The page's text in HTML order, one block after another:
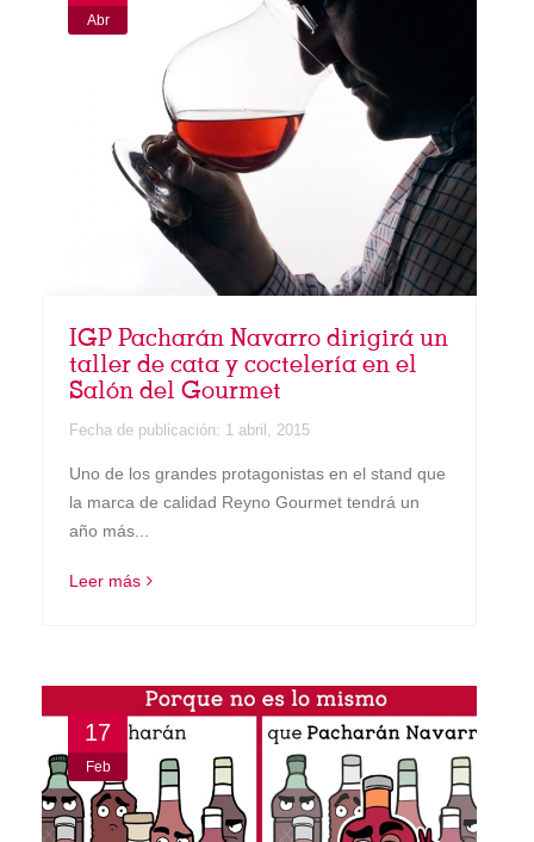
Abr
IGP Pacharán Navarro dirigirá un
taller de cata y coctelería en el
Salón del Gourmet
Fecha de publicación: 1 abril, 2015
Uno de los grandes protagonistas en el stand que
la marca de calidad Reyno Gourmet tendrá un
año más...
Leer más
17
Feb